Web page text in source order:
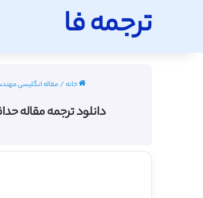
ترجمه فا
خانه/مقاله انگلیسی مهندسی
دانلود ترجمه مقاله حداقل